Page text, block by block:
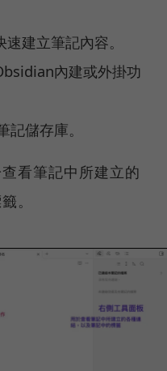
建立筆記內容。
內建或外掛功
儲存庫。
看筆記中所建立的
。